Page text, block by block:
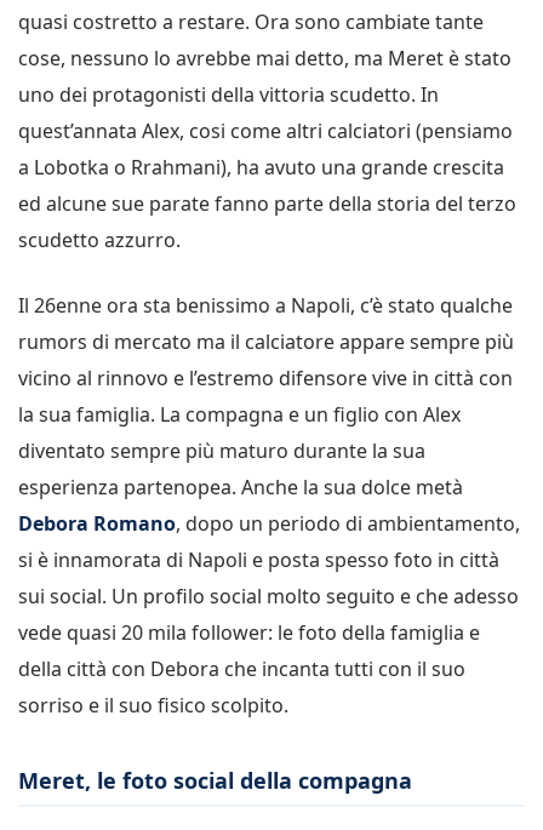
quasi costretto a restare. Ora sono cambiate tante
cose, nessuno lo avrebbe mai detto, ma Meret è stato
uno dei protagonisti della vittoria scudetto. In
quest’annata Alex, cosi come altri calciatori (pensiamo
a Lobotka o Rrahmani), ha avuto una grande crescita
ed alcune sue parate fanno parte della storia del terzo
scudetto azzurro.
Il 26enne ora sta benissimo a Napoli, c’è stato qualche
rumors di mercato ma il calciatore appare sempre più
vicino al rinnovo e l’estremo difensore vive in città con
la sua famiglia. La compagna e un figlio con Alex
diventato sempre più maturo durante la sua
esperienza partenopea. Anche la sua dolce metà
Debora Romano, dopo un periodo di ambientamento,
si è innamorata di Napoli e posta spesso foto in città
sui social. Un profilo social molto seguito e che adesso
vede quasi 20 mila follower: le foto della famiglia e
della città con Debora che incanta tutti con il suo
sorriso e il suo fisico scolpito.
Meret, le foto social della compagna